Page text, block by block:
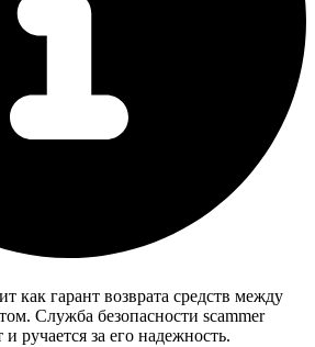
как гарант возврата средств между
Служба безопасности scammer
ручается за его надежность.